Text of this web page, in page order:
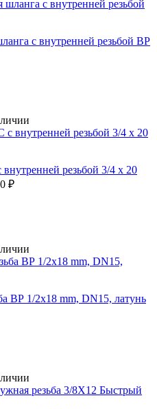
с внутренней резьбой ВР
резьбой 3/4 х 20
₽
ВР 1/2x18 mm, DN15, латунь
Быстрый